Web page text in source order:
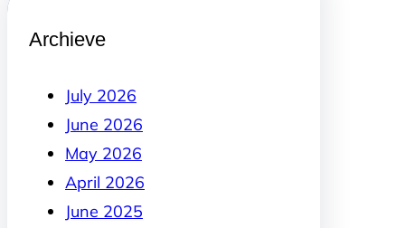
Archieve
July 2026
June 2026
May 2026
April 2026
June 2025